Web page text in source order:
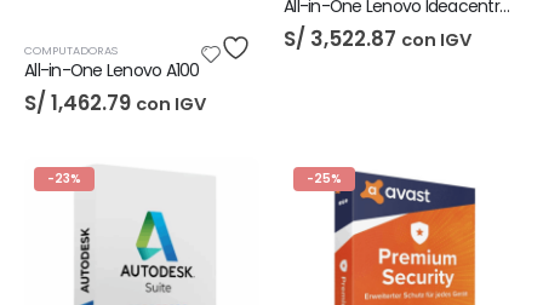
COMPUTADORAS
All-in-One Lenovo A100
S/ 1,462.79 con IGV
All-in-One Lenovo Ideacentre AIO 27IRH9
S/ 3,522.87 con IGV
-23% -25%